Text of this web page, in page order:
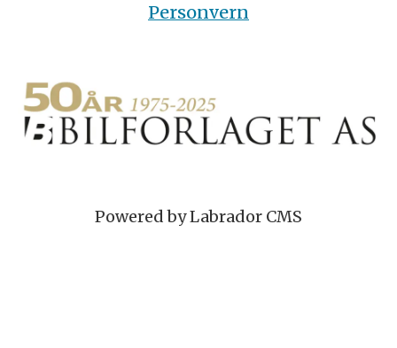
Personvern
Powered by Labrador CMS